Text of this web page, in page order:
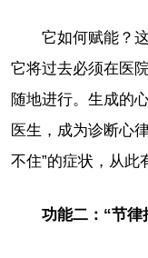
它如何赋能？
它将过去必须在医
随地进行。生成的
医生，成为诊断心
不住”的症状，从此
功能二：“节